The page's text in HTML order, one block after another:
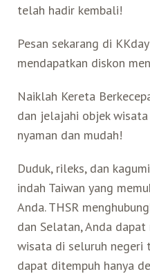
Budaya & Warisan
Wisata Senior
Belanja
Pasar Malam
telah hadir kembali!
Pesan sekarang di
mendapatkan diskon
Naiklah Kereta
dan jelajahi objek
nyaman dan mudah!
Duduk, rileks, dan
indah Taiwan yang
Anda. THSR
dan Selatan, Anda
wisata di seluruh negeri
dapat ditempuh hanya